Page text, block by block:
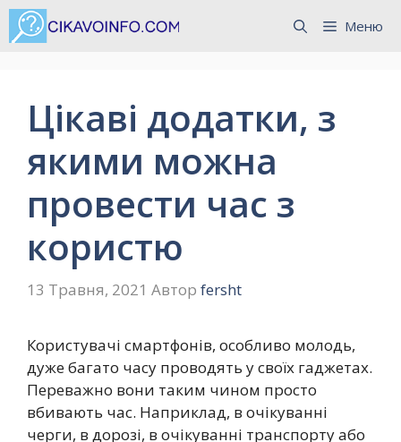
Перейти
до
Меню
Цікаві додатки, з
якими можна
провести час з
користю
13 Травня, 2021 Автор fersht
Користувачі смартфонів, особливо молодь,
дуже багато часу проводять у своїх гаджетах.
Переважно вони таким чином просто
вбивають час. Наприклад, в очікуванні
черги, в дорозі, в очікуванні транспорту або